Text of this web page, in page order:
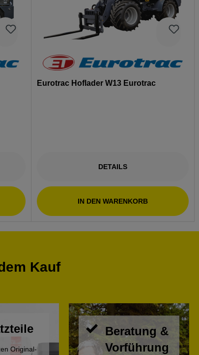
Eurotrac Hoflader W13 Eurotrac
DETAILS
IN DEN WARENKORB
Kauf
Original-
Beratung &
Vorführung